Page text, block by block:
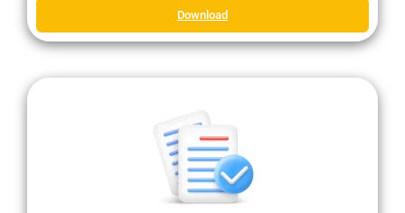
Download